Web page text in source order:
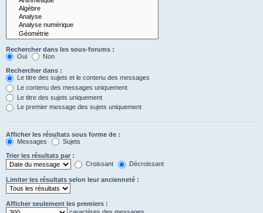
Rechercher dans les sous-forums :
Oui
Non
Rechercher dans :
Le titre des sujets et le contenu des messages
Le contenu des messages uniquement
Le titre des sujets uniquement
Le premier message des sujets uniquement
Afficher les résultats sous forme de :
Messages
Sujets
Trier les résultats par :
Croissant
Décroissant
Limiter les résultats selon leur ancienneté :
Afficher seulement les premiers :